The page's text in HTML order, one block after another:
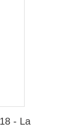
- La